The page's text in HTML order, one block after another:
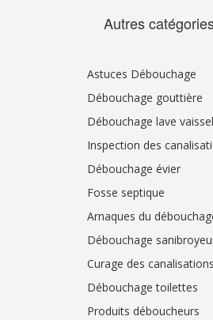
Autres
Astuces Débouchage
Débouchage gouttière
Débouchage lave
Inspection des
Débouchage évier
Fosse septique
Arnaques du
Débouchage
Curage des canalisations
Débouchage toilettes
Produits déboucheurs